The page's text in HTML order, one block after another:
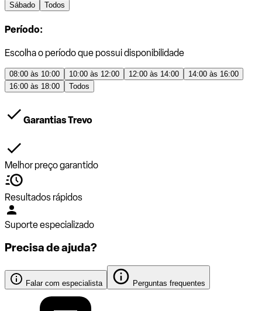
Sábado
Todos
Período:
Escolha o período que possui disponibilidade
08:00 às 10:00 10:00 às 12:00 12:00 às 14:00
14:00 às 16:00
16:00 às 18:00
Todos
Garantias Trevo
Melhor preço garantido
Resultados rápidos
Suporte especializado
Precisa de ajuda?
Falar com especialista Perguntas frequentes